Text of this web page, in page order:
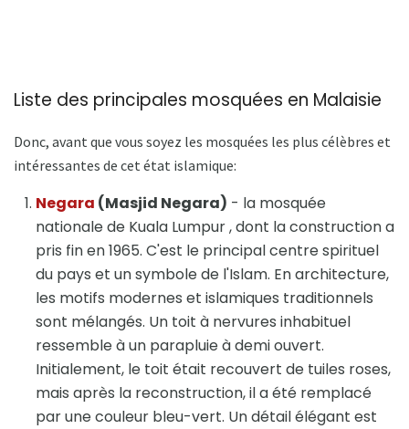
Liste des principales mosquées en Malaisie
Donc, avant que vous soyez les mosquées les plus célèbres et
intéressantes de cet état islamique:
Negara (Masjid Negara) - la mosquée
nationale de Kuala Lumpur , dont la construction a
pris fin en 1965. C'est le principal centre spirituel
du pays et un symbole de l'Islam. En architecture,
les motifs modernes et islamiques traditionnels
sont mélangés. Un toit à nervures inhabituel
ressemble à un parapluie à demi ouvert.
Initialement, le toit était recouvert de tuiles roses,
mais après la reconstruction, il a été remplacé
par une couleur bleu-vert. Un détail élégant est